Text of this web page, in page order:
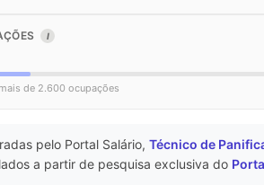
I
de 2.600 ocupações
pelo Portal Salário, Técnico de
a partir de pesquisa exclusiva do